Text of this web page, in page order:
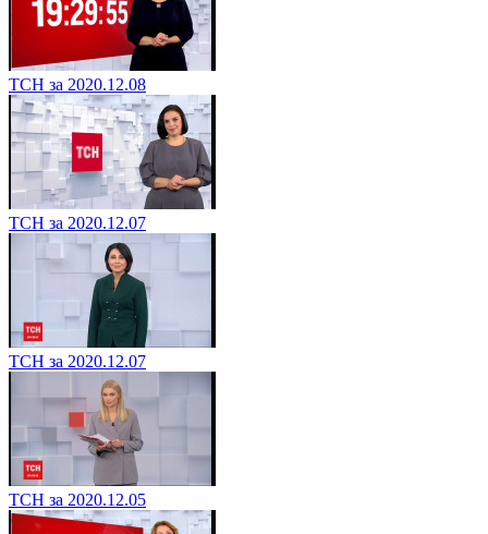
ТСН за 2020.12.08
ТСН за 2020.12.07
ТСН за 2020.12.07
ТСН за 2020.12.05